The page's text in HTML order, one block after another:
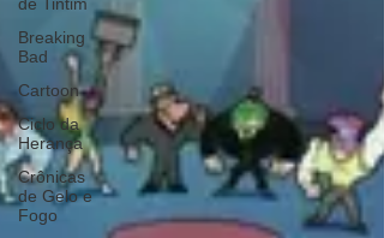
Breaking
Bad
Cartoon
Ciclo da
Herança
Crônicas
de Gelo e
Fogo